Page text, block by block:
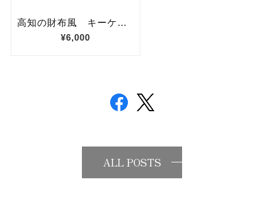
ALL POSTS